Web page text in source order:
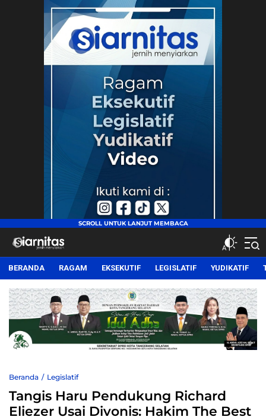
siarnitas
Jernih Menyiarkan
BERANDA RAGAM EKSEKUTIF LEGISLATIF YUDIKATIF
Beranda Legislatif
Tangis Haru Pendukung Richard
Eliezer Usai Divonis: Hakim The Best